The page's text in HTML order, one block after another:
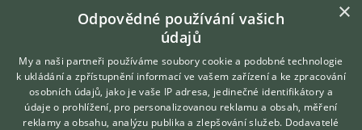
INZERCE
DISKUSE
ČLÁNKY
ATLAS
O nás
×
Odpovědné používání vašich
údajů
My a naši partneři používáme soubory cookie a podobné technologie
k ukládání a zpřístupnění informací ve vašem zařízení a ke zpracování
osobních údajů, jako je vaše IP adresa, jedinečné identifikátory a
údaje o prohlížení, pro personalizovanou reklamu a obsah, měření
reklamy a obsahu, analýzu publika a zlepšování služeb. Dodavatelé